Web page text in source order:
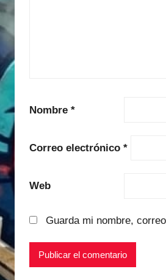
Nombre *
Correo electrónico *
Web
Guarda mi nombre,